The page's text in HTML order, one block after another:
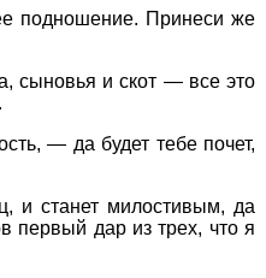
подношение. Принеси же
сыновья и скот — все это
— да будет тебе почет,
и станет милостивым, да
первый дар из трех, что я